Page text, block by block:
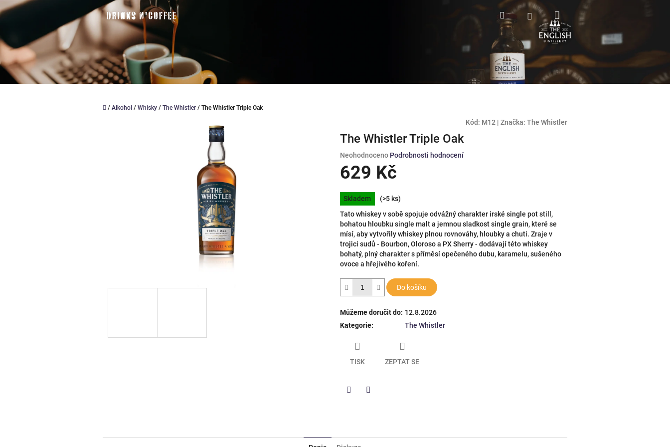
Přejít
na
HledatPřihlášeníNákupní
košík
Domů
/ Alkohol / Whisky / The Whistler / The Whistler Triple Oak
Kód: M12 | Značka: The Whistler
The Whistler Triple Oak
Průměrné
hodnocení
produktu
0,0
z
5
hvězdiček.
Neohodnoceno Podrobnosti hodnocení
629 Kč
Měrná
cena:
Skladem
(>5 ks)
Tato whiskey v sobě spojuje odvážný charakter irské single pot still,
bohatou hloubku single malt a jemnou sladkost single grain, které se
mísí, aby vytvořily whiskey plnou rovnováhy, hloubky a chuti. Zraje v
trojici sudů - Bourbon, Oloroso a PX Sherry - dodávají této whiskey
bohatý, plný charakter s příměsí opečeného dubu, karamelu, sušeného
ovoce a hřejivého koření.
Do košíku
Můžeme doručit do: 12.8.2026
Kategorie: The Whistler
TISK ZEPTAT SE